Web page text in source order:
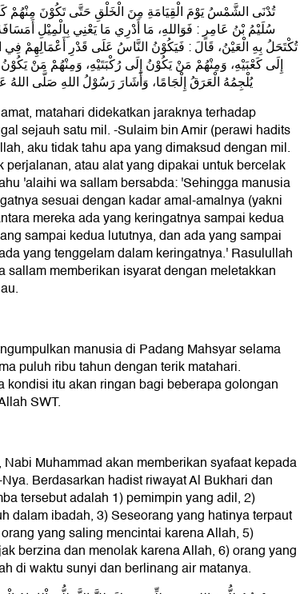
سُلَيْمُ بْنُ عَامِرٍ : فَوَاللهِ، مَا أَدْرِي مَا يَعْنِي بِالْمِيْلِ
تُكْتَحَلُ بِهِ الْعَيْنُ، قَالَ : فَيَكُوْنُ النَّاسُ عَلَى قَدْرِ أَعْمَالِهِمْ
إِلَى كَعْبَيْهِ، وَمِنْهُمْ مَنْ يَكُوْنُ إِلَى رُكْبَتَيْهِ، وَمِنْهُمْ مَنْ
يُلْجِمُهُ الْعَرَقُ إِلْجَامًا، وَأَشَارَ رَسُوْلُ اللهِ صَلَّى اللهُ
matahari didekatkan jaraknya terhadap
sejauh satu mil. -Sulaim bin Amir (perawi hadits
aku tidak tahu apa yang dimaksud dengan mil.
perjalanan, atau alat yang dipakai untuk bercelak
'alaihi wa sallam bersabda: 'Sehingga manusia
sesuai dengan kadar amal-amalnya (yakni
mereka ada yang keringatnya sampai kedua
sampai kedua lututnya, dan ada yang sampai
yang tenggelam dalam keringatnya.' Rasulullah
sallam memberikan isyarat dengan meletakkan
manusia di Padang Mahsyar selama
puluh ribu tahun dengan terik matahari.
kondisi itu akan ringan bagi beberapa golongan
SWT.
Muhammad akan memberikan syafaat kepada
Berdasarkan hadist riwayat Al Bukhari dan
tersebut adalah 1) pemimpin yang adil, 2)
dalam ibadah, 3) Seseorang yang hatinya terpaut
yang saling mencintai karena Allah, 5)
berzina dan menolak karena Allah, 6) orang yang
di waktu sunyi dan berlinang air matanya.